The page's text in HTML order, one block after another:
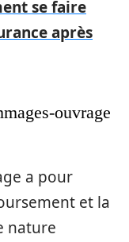
se faire
après
ouvrage
a pour
et la
nature